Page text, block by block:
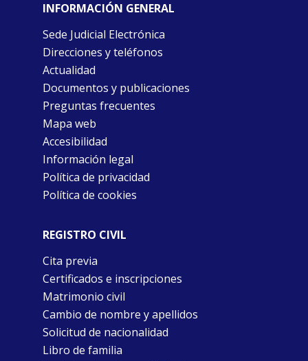
INFORMACIÓN GENERAL
Sede Judicial Electrónica
Direcciones y teléfonos
Actualidad
Documentos y publicaciones
Preguntas frecuentes
Mapa web
Accesibilidad
Información legal
Política de privacidad
Política de cookies
REGISTRO CIVIL
Cita previa
Certificados e inscripciones
Matrimonio civil
Cambio de nombre y apellidos
Solicitud de nacionalidad
Libro de familia